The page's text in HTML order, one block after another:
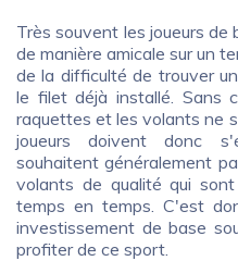
Très souvent les joueurs
de manière amicale sur un
de la difficulté de trouver
le filet déjà installé. Sans
raquettes et les volants ne
joueurs doivent donc
souhaitent généralement
volants de qualité qui
temps en temps. C'est
investissement de base
profiter de ce sport.